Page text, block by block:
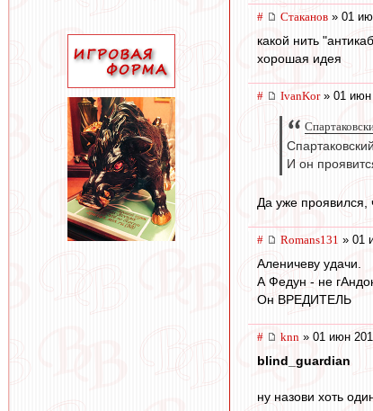
# Cтаканов » 01
какой нить
хорошая идея
# IvanKor» 01 июн
И он
Да уже проявился,
# Romans131 » 01
Аленичеву удачи.
А Федун - не
Он ВРЕДИТЕЛЬ
# knn » 01 июн
blind_guardian
ну назови хоть